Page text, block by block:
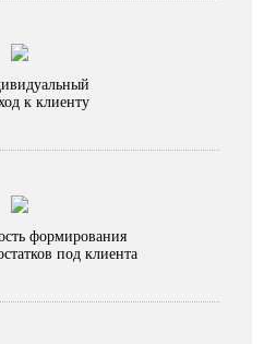
к клиенту
формирования
под клиента